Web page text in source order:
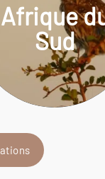
Afrique
Sud